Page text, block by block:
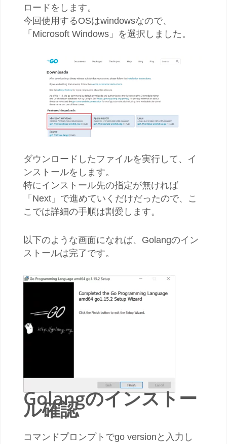
ロードをします。
今回使用するOSはwindowsなので、
「Microsoft Windows」を選択しました。
ダウンロードしたファイルを実行して、イ
ンストールをします。
特にインストール先の指定が無ければ
「Next」で進めていくだけだったので、こ
こでは詳細の手順は割愛します。
以下のような画面になれば、Golangのイン
ストールは完了です。
Golangのインストー
ル確認
コマンドプロンプトでgo versionと入力し